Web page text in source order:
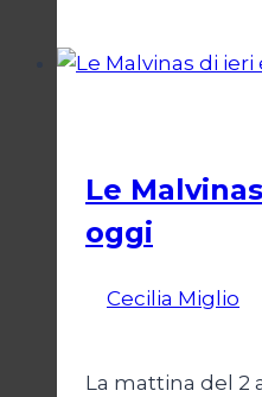
Le
oggi
Cecilia Miglio
La mattina del 2